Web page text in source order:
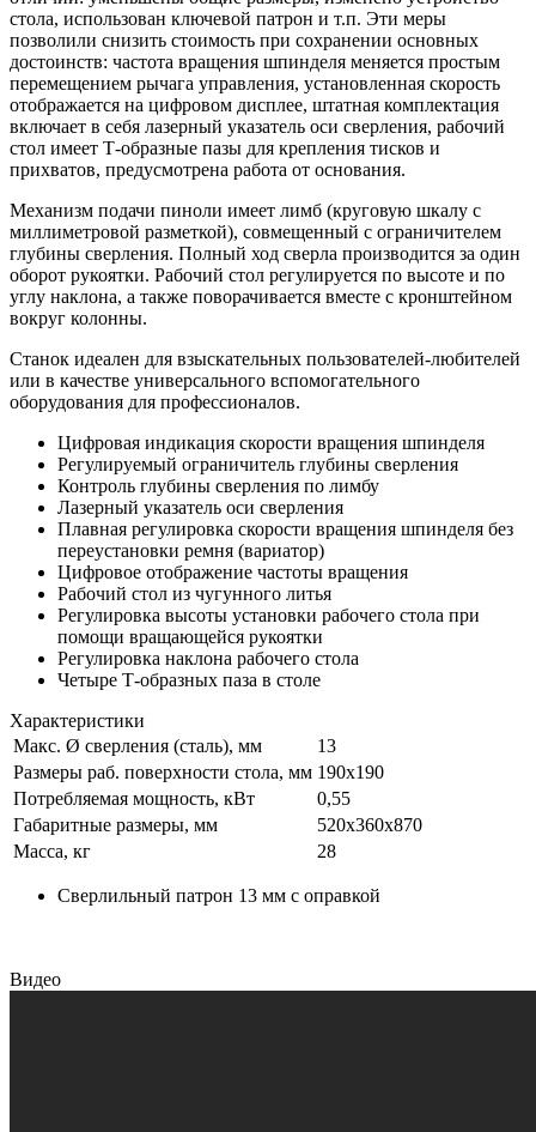
стола, использован ключевой патрон и т.п. Эти меры
позволили снизить стоимость при сохранении основных
достоинств: частота вращения шпинделя меняется простым
перемещением рычага управления, установленная скорость
отображается на цифровом дисплее, штатная комплектация
включает в себя лазерный указатель оси сверления, рабочий
стол имеет Т-образные пазы для крепления тисков и
прихватов, предусмотрена работа от основания.
Механизм подачи пиноли имеет лимб (круговую шкалу с
миллиметровой разметкой), совмещенный с ограничителем
глубины сверления. Полный ход сверла производится за один
оборот рукоятки. Рабочий стол регулируется по высоте и по
углу наклона, а также поворачивается вместе с кронштейном
вокруг колонны.
Станок идеален для взыскательных пользователей-любителей
или в качестве универсального вспомогательного
оборудования для профессионалов.
Цифровая индикация скорости вращения шпинделя
Регулируемый ограничитель глубины сверления
Контроль глубины сверления по лимбу
Лазерный указатель оси сверления
Плавная регулировка скорости вращения шпинделя без
переустановки ремня (вариатор)
Цифровое отображение частоты вращения
Рабочий стол из чугунного литья
Регулировка высоты установки рабочего стола при
помощи вращающейся рукоятки
Регулировка наклона рабочего стола
Четыре Т-образных паза в столе
Характеристики
Макс. Ø сверления (сталь), мм
13
Размеры раб. поверхности стола, мм 190х190
Потребляемая мощность, кВт
0,55
Габаритные размеры, мм
520х360х870
Масса, кг
28
Сверлильный патрон 13 мм с оправкой
Видео